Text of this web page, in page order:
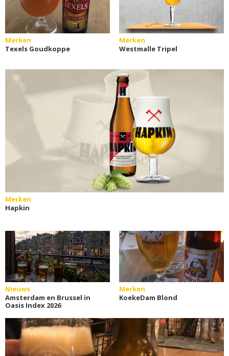
Merken
Texels Goudkoppe
Merken
Westmalle Tripel
Merken
Hapkin
Nieuws
Amsterdam en Brussel in
Oasis Index 2026
Merken
KoekeDam Blond